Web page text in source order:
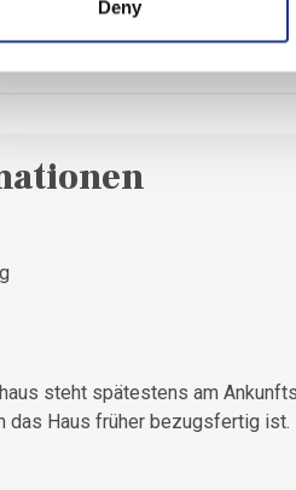
Deny
Ruhe und Entspannung
steht spätestens am
das Haus früher bezugsfertig ist.